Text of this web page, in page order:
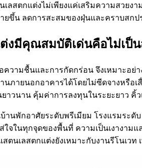
เลสตกแต่งไม่เพียงแค่เสริมความสวย
ยขึ้น ลดการสะสมของฝุ่นและคราบสก
งมีคุณสมบัติเด่นคือไม่เป็
วามชื้นและการกัดกร่อน จึงเหมาะอย่
นภายนอกอาคารได้โดยไม่ซีดจางหรือ
ยาวนาน คุ้มค่าการลงทุนในระยะยาว
านพักอาศัยระดับพรีเมียม โรงแรมระ
จในทุกจุดของพื้นที่ ความเป็นเงางามแ
ตนเลสตกแต่งยังเหมาะกับงานรีโนเว